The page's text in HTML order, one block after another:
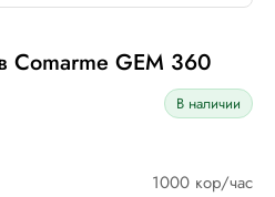
Comarme GEM 360
В наличии
1000 кор/час